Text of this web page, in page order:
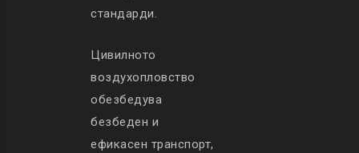
стандарди.
Цивилното
воздухопловство
обезбедува
безбеден и
ефикасен транспорт,